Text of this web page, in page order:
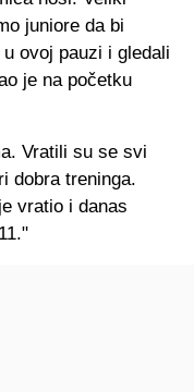
juniore da bi
ovoj pauzi i gledali
je na početku
Vratili su se svi
dobra treninga.
vratio i danas